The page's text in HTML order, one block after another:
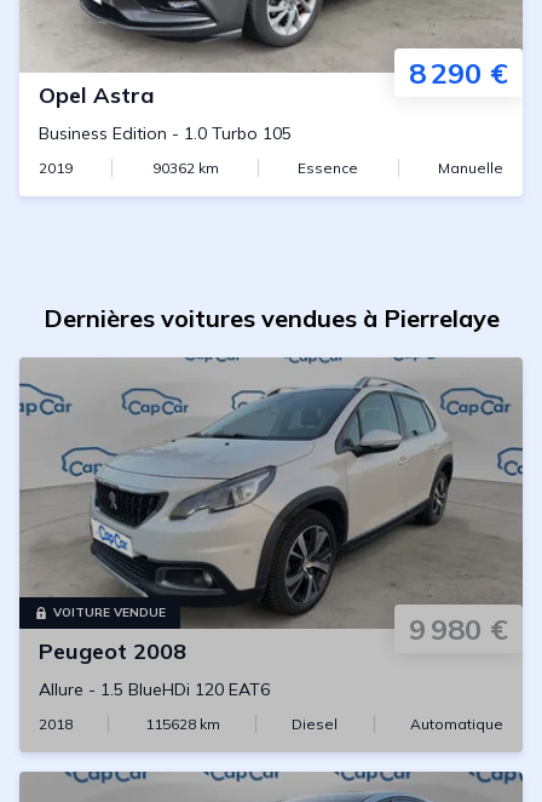
8 290 €
Opel Astra
Business Edition - 1.0 Turbo 105
2019 90362km Essence Manuelle
Dernières voitures vendues à Pierrelaye
VOITURE VENDUE 9 980 €
Peugeot 2008
Allure - 1.5 BlueHDi 120 EAT6
2018 115628km Diesel Automatique